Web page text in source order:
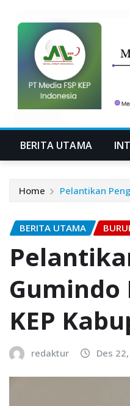
BERITA UTAMA
Home Pelantikan
BERITA UTAMA
Gumindo
KEP
redaktur Des